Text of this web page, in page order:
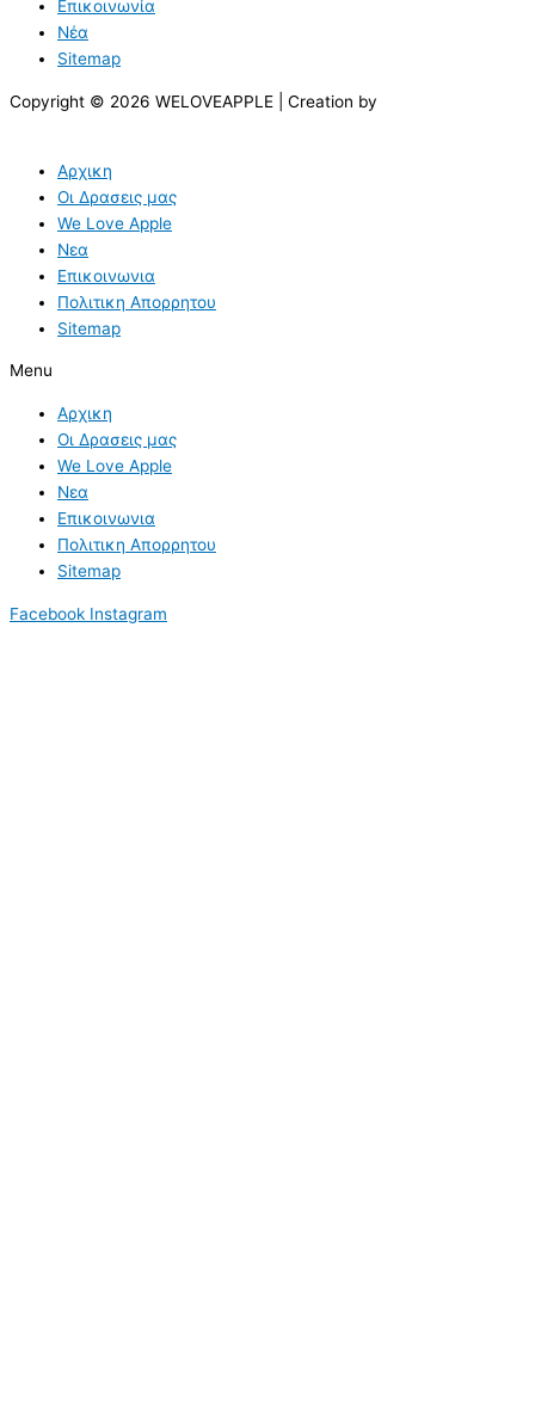
Επικοινωνία
Νέα
Sitemap
Copyright © 2026 WELOVEAPPLE | Creation by
Αρχικη
Οι Δρασεις μας
We Love Apple
Νεα
Επικοινωνια
Πολιτικη Απορρητου
Sitemap
Menu
Αρχικη
Οι Δρασεις μας
We Love Apple
Νεα
Επικοινωνια
Πολιτικη Απορρητου
Sitemap
Facebook Instagram